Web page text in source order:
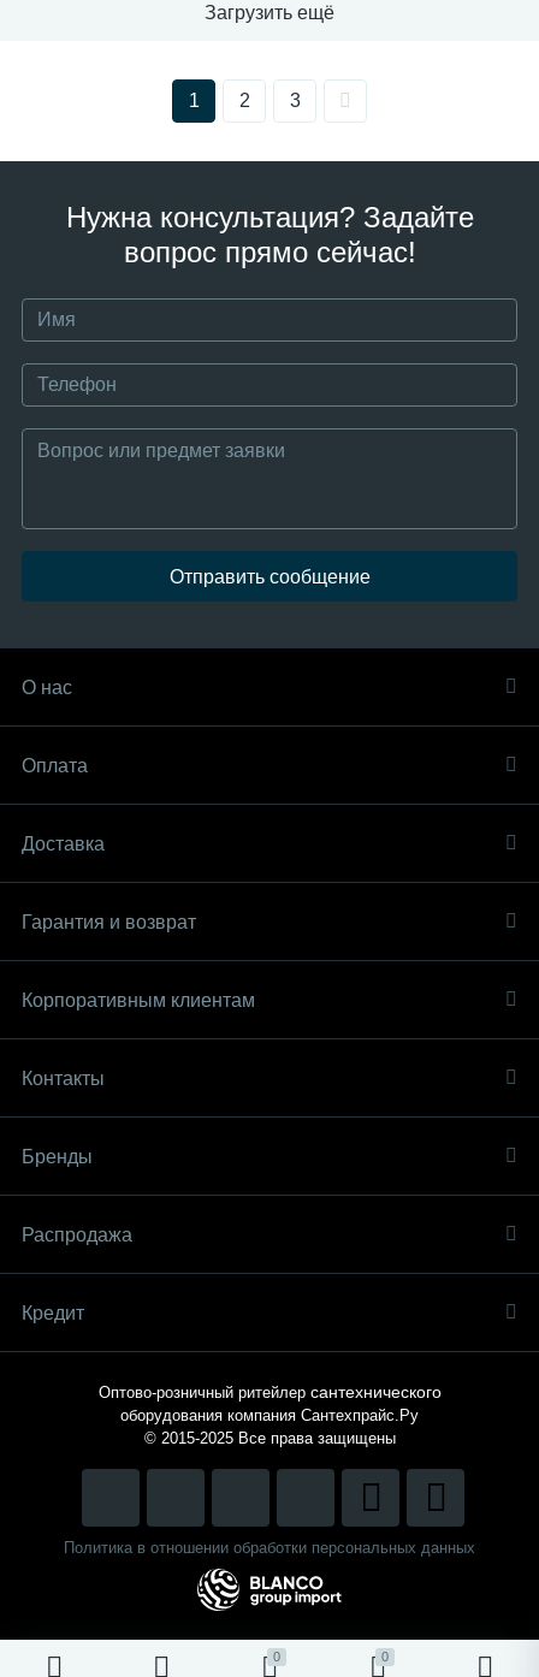
0 0
Загрузить ещё
1 2 3
Нужна консультация? Задайте
вопрос прямо сейчас!
Отправить сообщение
О нас
Оплата
Доставка
Гарантия и возврат
Корпоративным клиентам
Контакты
Бренды
Распродaжа
Кредит
Оптово-розничный ритейлер сантехнического
оборудования компания Сантехпрайс.Ру
© 2015-2025 Все права защищены
Политика в отношении обработки персональных данных